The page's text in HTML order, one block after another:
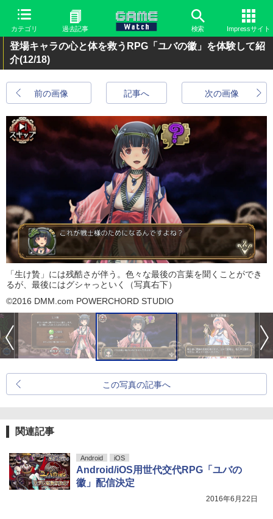
カテゴリ 過去記事 検索 Impressサイト
登場キャラの心と体を救うRPG「ユバの徽」を体験して紹
介(12/18)
前の画像 次の画像
記事へ
「生け贄」には残酷さが伴う。色々な最後の言葉を聞くことができ
るが、最後にはグシャっといく（写真右下）
©2016 DMM.com POWERCHORD STUDIO
この写真の記事へ
関連記事
Android iOS
Android/iOS用世代交代RPG「ユバの
徽」配信決定
2016年6月22日